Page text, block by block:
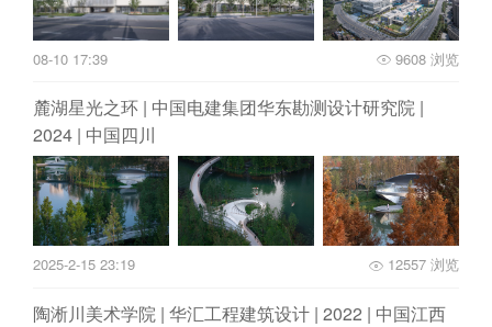
08-10 17:39 9608 浏览
麓湖星光之环 | 中国电建集团华东勘测设计研究院 |
2024 | 中国四川
2025-2-15 23:19 12557 浏览
陶淅川美术学院 | 华汇工程建筑设计 | 2022 | 中国江西